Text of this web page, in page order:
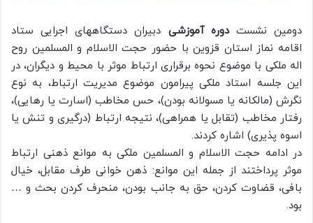
دومین نشستدوره آموزشی دبیران دستگاههای اجرایی ستاد
اقامه نماز استان قزوین با حضور حجت الاسلام و المسلمین روح
اله ملکی با موضوع نحوه برقراری ارتباط موثر با محیط و دیگران، در
این جلسه استاد ملکی پیرامون موضوع مدیریت ارتباط، به نوع
نگرش (مالکانه یا مسولانه بودن)، حس مخاطب (اسارت یا رهایی)،
رفتار مخاطب (تقابل یا همراهی)، نتیجه ارتباط (درگیری و تنش یا
اسوه پذیری) اشاره کردند.
در ادامه حجت الاسلام و المسلمین ملکی به موانع ذهنی ارتباط
موثر پرداختند از جمله این موانع: ذهن خوانی طرف مقابل، خیال
بافی، قضاوت کردن، حق به جانب بودن، منحرف کردن بحث و …
بود.